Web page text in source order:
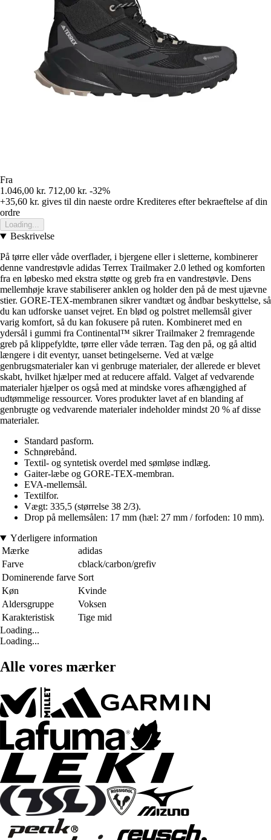
Fra
1.046,00 kr. 712,00 kr. -32%
+35,60 kr. gives til din naeste ordre Krediteres efter bekraeftelse af din
ordre
Loading...
Beskrivelse
På tørre eller våde overflader, i bjergene eller i sletterne, kombinerer
denne vandrestøvle adidas Terrex Trailmaker 2.0 lethed og komforten
fra en løbesko med ekstra støtte og greb fra en vandrestøvle. Dens
mellemhøje krave stabiliserer anklen og holder den på de mest ujævne
stier. GORE-TEX-membranen sikrer vandtæt og åndbar beskyttelse, så
du kan udforske uanset vejret. En blød og polstret mellemsål giver
varig komfort, så du kan fokusere på ruten. Kombineret med en
ydersål i gummi fra Continental™ sikrer Trailmaker 2 fremragende
greb på klippefyldte, tørre eller våde terræn. Tag den på, og gå altid
længere i dit eventyr, uanset betingelserne. Ved at vælge
genbrugsmaterialer kan vi genbruge materialer, der allerede er blevet
skabt, hvilket hjælper med at reducere affald. Valget af vedvarende
materialer hjælper os også med at mindske vores afhængighed af
udtømmelige ressourcer. Vores produkter lavet af en blanding af
genbrugte og vedvarende materialer indeholder mindst 20 % af disse
materialer.
Standard pasform.
Schnørebånd.
Textil- og syntetisk overdel med sømløse indlæg.
Gaiter-læbe og GORE-TEX-membran.
EVA-mellemsål.
Textilfor.
Vægt: 335,5 (størrelse 38 2/3).
Drop på mellemsålen: 17 mm (hæl: 27 mm / forfoden: 10 mm).
Yderligere information
Mærke
adidas
Farve
cblack/carbon/grefiv
Dominerende farve Sort
Køn
Kvinde
Aldersgruppe
Voksen
Karakteristisk
Tige mid
Loading...
Loading...
Alle vores mærker